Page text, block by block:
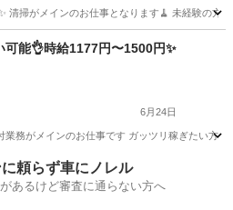
清掃がメインのお仕事となります🧹 未経験の
可能👌時給1177円〜1500円✨
6月24日
業務がメインのお仕事です ガッツリ稼ぎたい
日 頼らず車にノレル
あるけど審査に通らない方へ